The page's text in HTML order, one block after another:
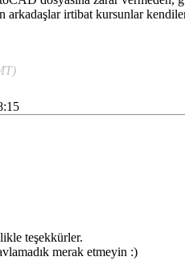
arkadaşlar irtibat kursunlar
teşekkürler.
merak etmeyin :)